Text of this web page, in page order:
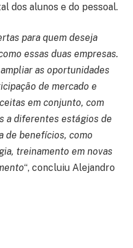
dos alunos e do pessoal.
para quem deseja
essas duas empresas.
as oportunidades
de mercado e
em conjunto, com
a diferentes estágios de
de benefícios, como
treinamento em novas
“, concluiu Alejandro